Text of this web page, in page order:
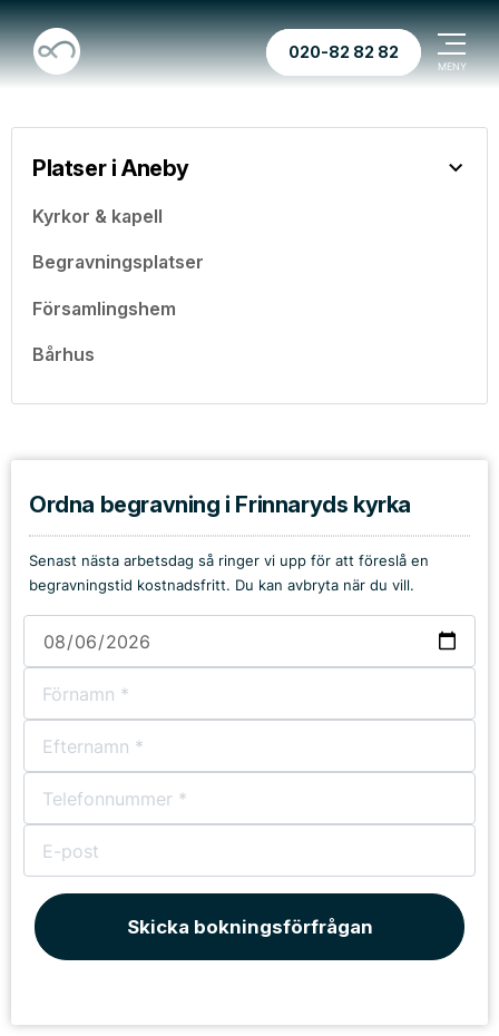
020-82 82 82
Platser i Aneby
Kyrkor & kapell
Begravningsplatser
Församlingshem
Bårhus
Ordna begravning i Frinnaryds kyrka
Senast nästa arbetsdag så ringer vi upp för att föreslå en
begravningstid kostnadsfritt. Du kan avbryta när du vill.
Skicka bokningsförfrågan